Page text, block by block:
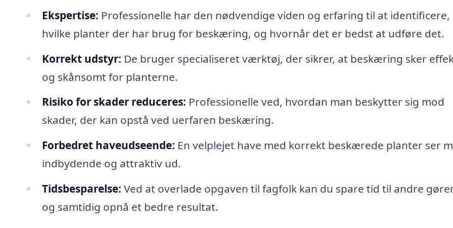
Ekspertise: Professionelle har den nødvendige viden og erfaring til at identificere,
hvilke planter der har brug for beskæring, og hvornår det er bedst at udføre det.
Korrekt udstyr: De bruger specialiseret værktøj, der sikrer, at beskæring sker
og skånsomt for planterne.
Risiko for skader reduceres: Professionelle ved, hvordan man beskytter sig mod
skader, der kan opstå ved uerfaren beskæring.
Forbedret haveudseende: En velplejet have med korrekt beskærede planter ser
indbydende og attraktiv ud.
Tidsbesparelse: Ved at overlade opgaven til fagfolk kan du spare tid til andre
og samtidig opnå et bedre resultat.